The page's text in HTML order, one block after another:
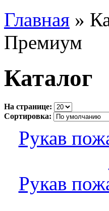
Главная »
Премиум
Каталог
На странице:
Сортировка:
Рукав
Рукав